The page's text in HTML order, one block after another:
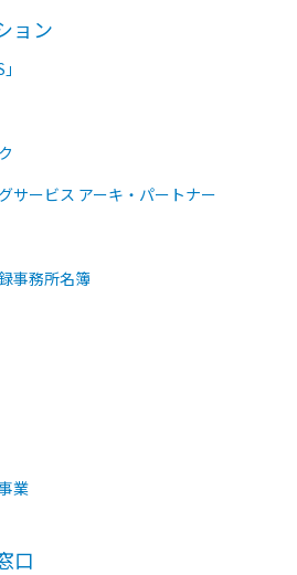
ョン
サービス アーキ・パートナー
事務所名簿
業
口